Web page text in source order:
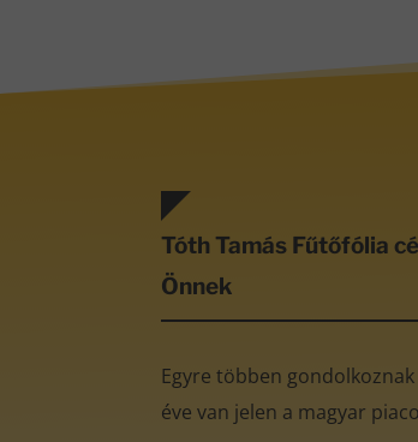
Tóth Tamás Fűtőfólia
Önnek
Egyre többen
éve van jelen a magyar